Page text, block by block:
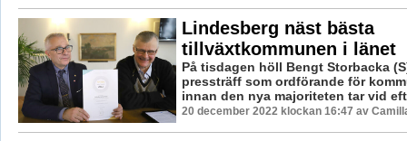
Lindesberg näst bästa
tillväxtkommunen i länet
På tisdagen höll Bengt Storbacka
pressträff som ordförande för
innan den nya majoriteten tar vid
20 december 2022 klockan 16:47 av